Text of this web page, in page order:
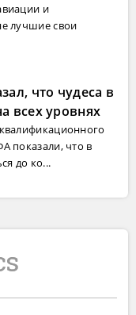
и
лучшие свои
что чудеса в
всех уровнях
показали, что в
до ко...